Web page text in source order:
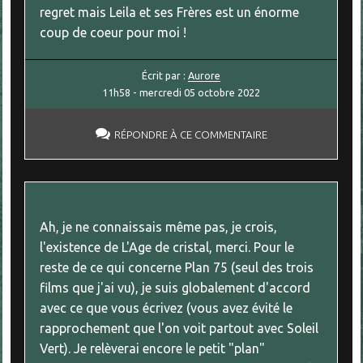
regret mais Leila et ses Frères est un énorme
coup de coeur pour moi !
Écrit par :Aurore
11h58 -mercredi 05 octobre 2022
RÉPONDRE À CE COMMENTAIRE
Ah, je ne connaissais même pas, je crois,
l'existence de L'Age de cristal, merci. Pour le
reste de ce qui concerne Plan 75 (seul des trois
films que j'ai vu), je suis globalement d'accord
avec ce que vous écrivez (vous avez évité le
rapprochement que l'on voit partout avec Soleil
Vert). Je relèverai encore le petit "plan"